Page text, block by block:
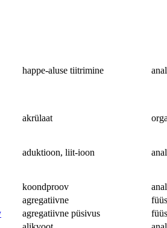
happe-aluse tiitrimine
akrülaat
aduktioon, liit-ioon
koondproov
agregatiivne
agregatiivne püsivus